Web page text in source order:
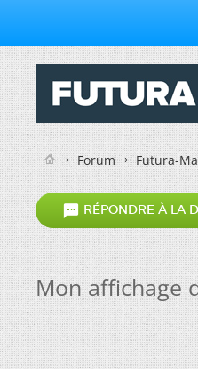
Forum Futura-
 RÉPONDRE À LA
Mon affichage